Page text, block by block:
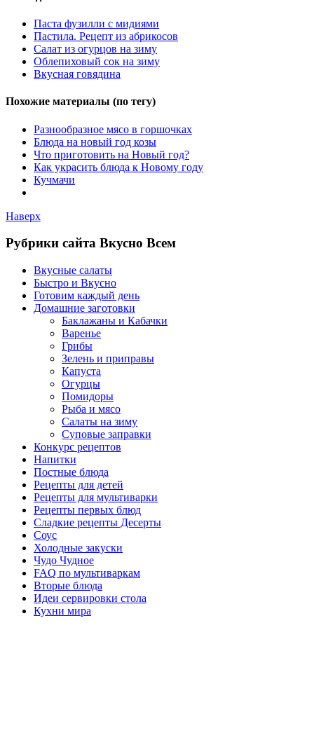
Паста фузилли с мидиями
Пастила. Рецепт из абрикосов
Салат из огурцов на зиму
Облепиховый сок на зиму
Вкусная говядина
Похожие материалы (по тегу)
Разнообразное мясо в горшочках
Блюда на новый год козы
Что приготовить на Новый год?
Как украсить блюда к Новому году
Кучмачи
Наверх
Рубрики сайта Вкусно Всем
Вкусные салаты
Быстро и Вкусно
Готовим каждый день
Домашние заготовки
Баклажаны и Кабачки
Варенье
Грибы
Зелень и приправы
Капуста
Огурцы
Помидоры
Рыба и мясо
Салаты на зиму
Суповые заправки
Конкурс рецептов
Напитки
Постные блюда
Рецепты для детей
Рецепты для мультиварки
Рецепты первых блюд
Сладкие рецепты Десерты
Соус
Холодные закуски
Чудо Чудное
FAQ по мультиваркам
Вторые блюда
Идеи сервировки стола
Кухни мира